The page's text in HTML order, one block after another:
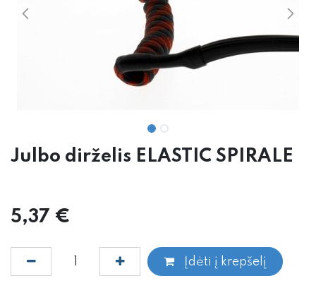
Julbo dirželis ELASTIC SPIRALE
5,37 €
Įdėti į krepšelį